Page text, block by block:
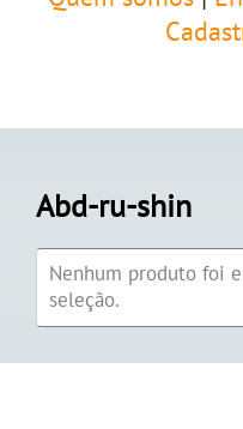
Abd-ru-shin
Nenhum produto foi
seleção.